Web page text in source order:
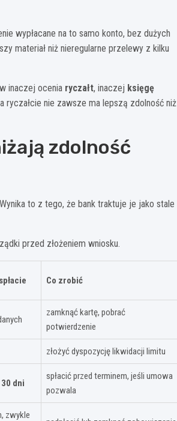
wypłacane na to samo konto, bez dużych
materiał niż nieregularne przelewy z kilku
inaczej ocenia ryczałt, inaczej księgę
ryczałcie nie zawsze ma lepszą zdolność niż
zdolność
to z tego, że bank traktuje je jako stale
przed złożeniem wniosku.
Co zrobić
zamknąć kartę, pobrać
potwierdzenie
złożyć dyspozycję likwidacji limitu
30 dni
spłacić przed terminem, jeśli umowa
pozwala
zwykle